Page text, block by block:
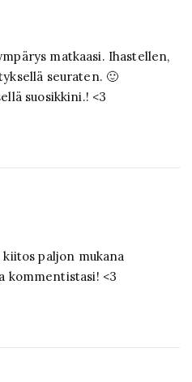
matkaasi. Ihastellen,
seuraten. 🙂
suosikkini.! <3
paljon mukana
kommentistasi! <3